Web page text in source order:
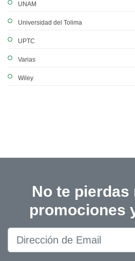
UNAM
Universidad del Tolima
UPTC
Varias
Wiley
No te pierdas
promociones